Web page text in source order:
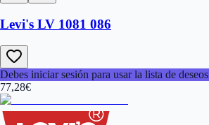
Levi's LV 1081 086
Debes iniciar sesión para usar la lista de deseos
77,28€